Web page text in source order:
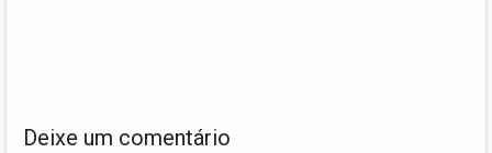
Deixe um comentário